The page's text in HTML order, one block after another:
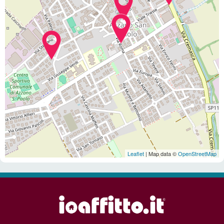
Leaflet | Map data ©OpenStreetMap